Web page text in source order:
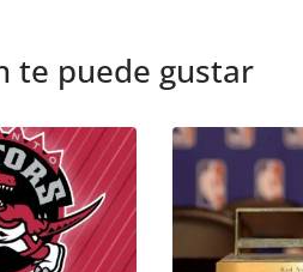
te puede gustar